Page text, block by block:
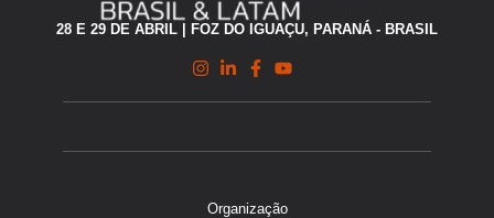
28 E 29 DE ABRIL | FOZ DO IGUAÇU, PARANÁ - BRASIL
Organização